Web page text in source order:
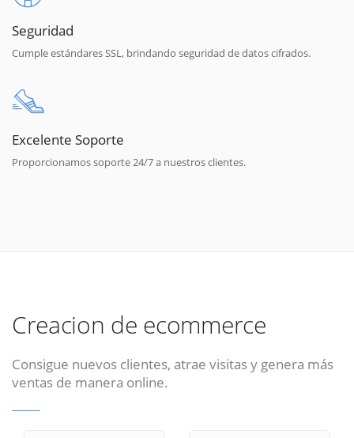
Seguridad
Cumple estándares SSL, brindando seguridad de datos cifrados.
Excelente Soporte
Proporcionamos soporte 24/7 a nuestros clientes.
Creacion de ecommerce
Consigue nuevos clientes, atrae visitas y genera más
ventas de manera online.